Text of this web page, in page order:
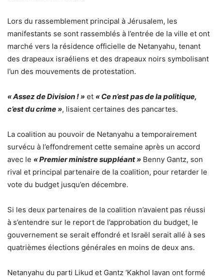
Lors du rassemblement principal à Jérusalem, les
manifestants se sont rassemblés à l’entrée de la ville et ont
marché vers la résidence officielle de Netanyahu, tenant
des drapeaux israéliens et des drapeaux noirs symbolisant
l’un des mouvements de protestation.
« Assez de Division ! » et « Ce n’est pas de la politique,
c’est du crime », lisaient certaines des pancartes.
La coalition au pouvoir de Netanyahu a temporairement
survécu à l’effondrement cette semaine après un accord
avec le « Premier ministre suppléant » Benny Gantz, son
rival et principal partenaire de la coalition, pour retarder le
vote du budget jusqu’en décembre.
Si les deux partenaires de la coalition n’avaient pas réussi
à s’entendre sur le report de l’approbation du budget, le
gouvernement se serait effondré et Israël serait allé à ses
quatrièmes élections générales en moins de deux ans.
Netanyahu du parti Likud et Gantz ‘Kakhol lavan ont formé